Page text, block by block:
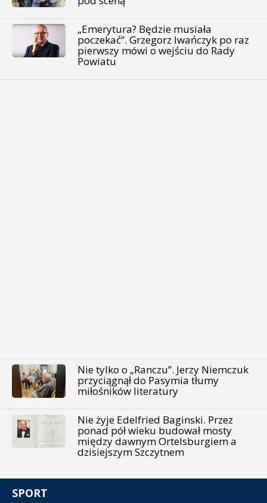
„Emerytura? Będzie musiała
poczekać”. Grzegorz Iwańczyk po raz
pierwszy mówi o wejściu do Rady
Powiatu
Nie tylko o „Ranczu”. Jerzy Niemczuk
przyciągnął do Pasymia tłumy
miłośników literatury
Nie żyje Edelfried Baginski. Przez
ponad pół wieku budował mosty
między dawnym Ortelsburgiem a
dzisiejszym Szczytnem
SPORT